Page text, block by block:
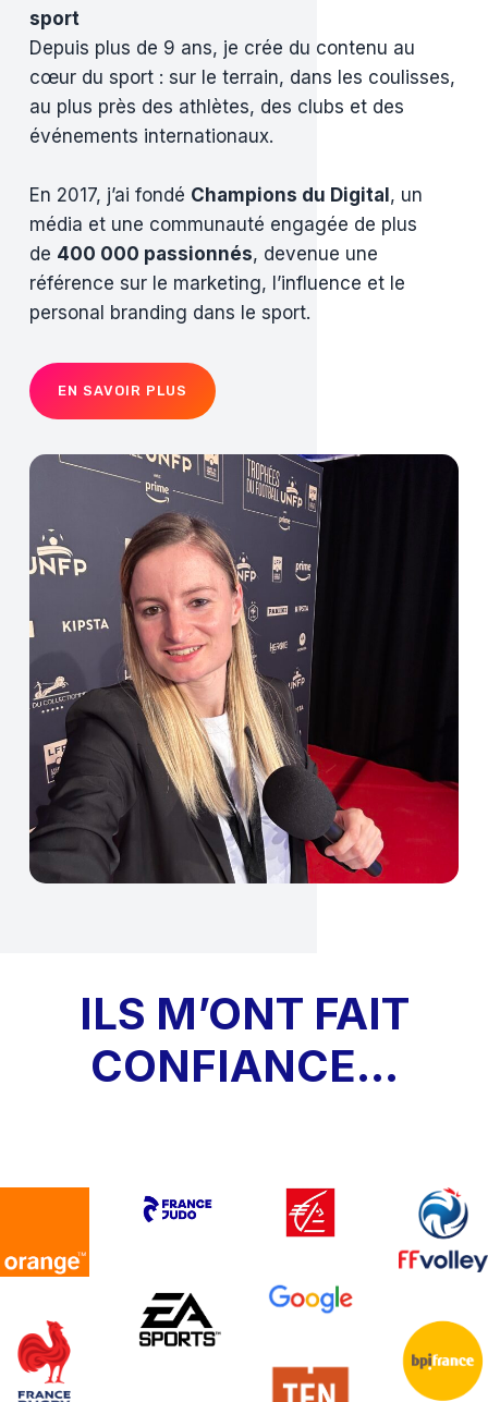
sport
Depuis plus de 9 ans, je crée du contenu au
cœur du sport : sur le terrain, dans les coulisses,
au plus près des athlètes, des clubs et des
événements internationaux.
En 2017, j’ai fondé Champions du Digital , un
média et une communauté engagée de plus
de 400 000 passionnés, devenue une
référence sur le marketing, l’influence et le
personal branding dans le sport.
EN SAVOIR PLUS
ILS M’ONT FAIT
CONFIANCE…